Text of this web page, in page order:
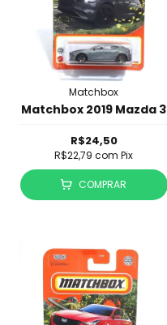
Matchbox
Matchbox 2019 Mazda 3
R$24,50
R$22,79com Pix
COMPRAR